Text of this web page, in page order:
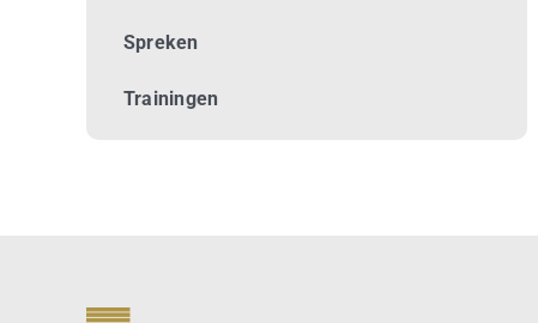
Spreken
Trainingen